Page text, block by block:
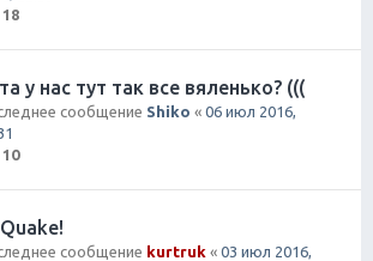
18
у нас тут так все вяленько? (((
сообщение Shiko « 06 июл 2016,
10
сообщение kurtruk « 03 июл 2016,